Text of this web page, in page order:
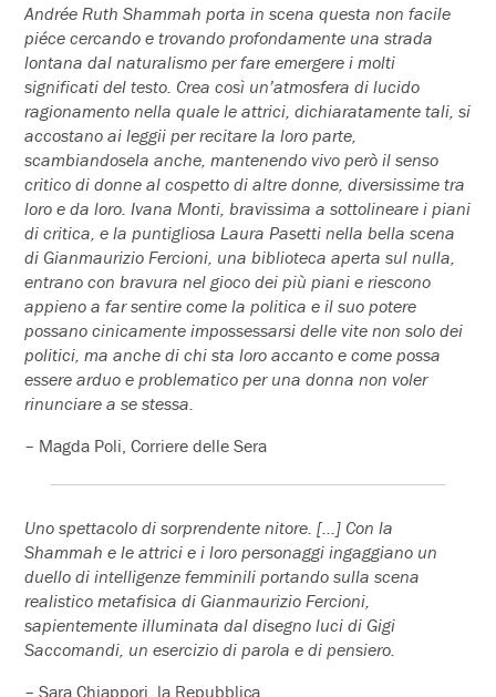
Andrée Ruth Shammah porta in scena questa non facile
piéce cercando e trovando profondamente una strada
lontana dal naturalismo per fare emergere i molti
significati del testo. Crea così un’atmosfera di lucido
ragionamento nella quale le attrici, dichiaratamente tali, si
accostano ai leggii per recitare la loro parte,
scambiandosela anche, mantenendo vivo però il senso
critico di donne al cospetto di altre donne, diversissime tra
loro e da loro. Ivana Monti, bravissima a sottolineare i piani
di critica, e la puntigliosa Laura Pasetti nella bella scena
di Gianmaurizio Fercioni, una biblioteca aperta sul nulla,
entrano con bravura nel gioco dei più piani e riescono
appieno a far sentire come la politica e il suo potere
possano cinicamente impossessarsi delle vite non solo dei
politici, ma anche di chi sta loro accanto e come possa
essere arduo e problematico per una donna non voler
rinunciare a se stessa.
– Magda Poli, Corriere delle Sera
Uno spettacolo di sorprendente nitore. […] Con la
Shammah e le attrici e i loro personaggi ingaggiano un
duello di intelligenze femminili portando sulla scena
realistico metafisica di Gianmaurizio Fercioni,
sapientemente illuminata dal disegno luci di Gigi
Saccomandi, un esercizio di parola e di pensiero.
– Sara Chiappori, la Repubblica